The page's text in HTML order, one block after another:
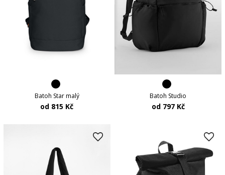
Batoh Star malý
od 815 Kč
Batoh Studio
od 797 Kč